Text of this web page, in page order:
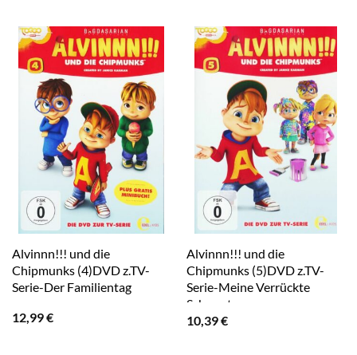
Alvinnn!!! und die
Chipmunks (4)DVD z.TV-
Serie-Der Familientag
12,99€
Alvinnn!!! und die
Chipmunks (5)DVD z.TV-
Serie-Meine Verrückte
Schwester
10,39€